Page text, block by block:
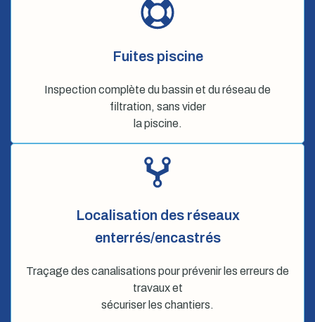
Fuites piscine
Inspection complète du bassin et du réseau de
filtration, sans vider
la piscine.
Localisation des réseaux
enterrés/encastrés
Traçage des canalisations pour prévenir les erreurs de
travaux et
sécuriser les chantiers.